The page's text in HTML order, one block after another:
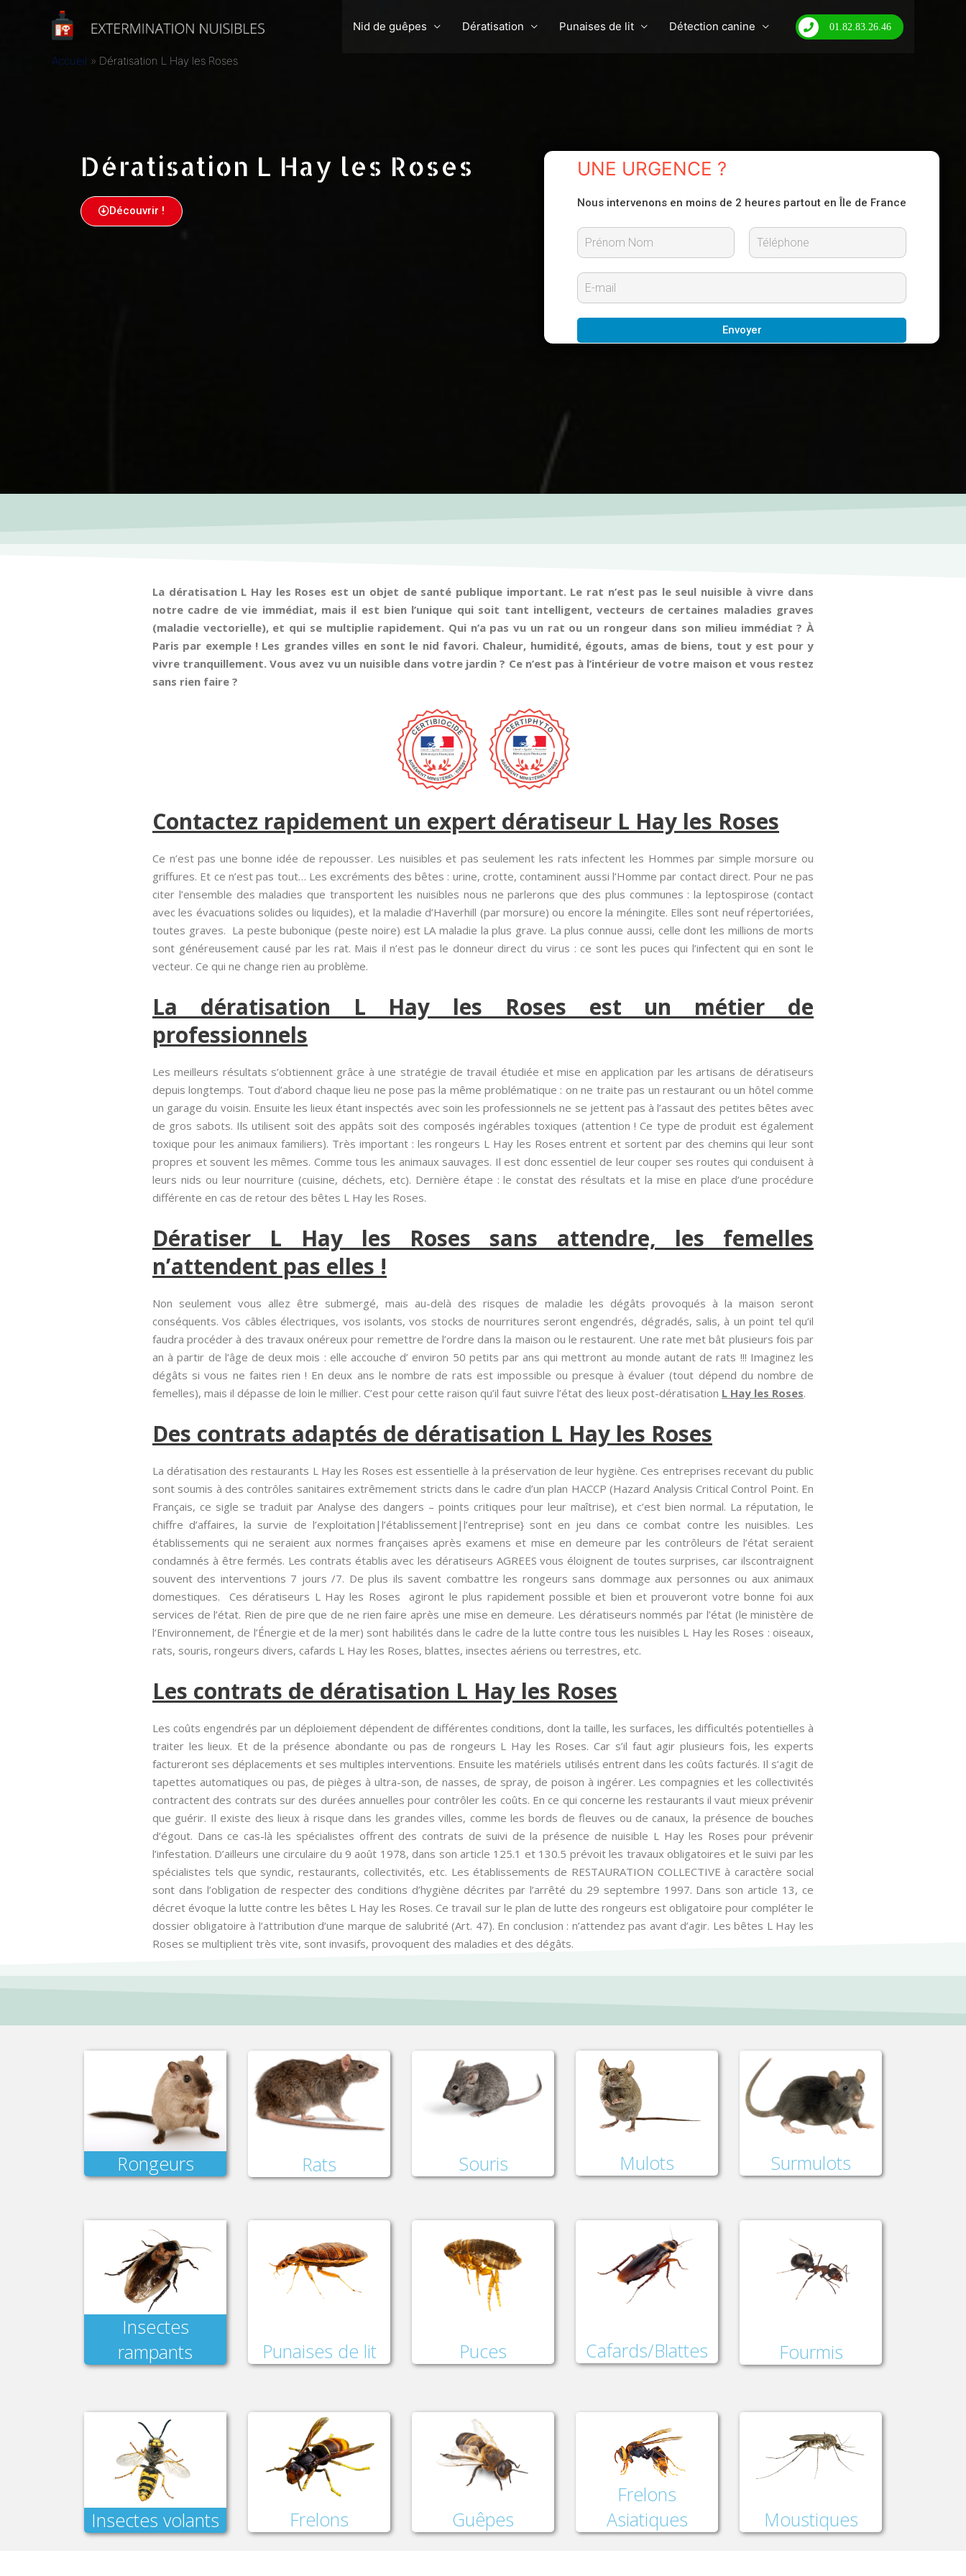
Nid de guêpes Dératisation Punaises de lit Détection canine 01.82.83.26.46
Accueil Dératisation L Hay les Roses
Dératisation L Hay les Roses
Découvrir !
UNE URGENCE ?
Nous intervenons en moins de 2 heures partout en Île de France
r
n
m
o
E
m
a
Envoyer
La dératisation L Hay les Roses est un objet de santé publique important. Le rat n’est pas le seul nuisible à vivre dans
notre cadre de vie immédiat, mais il est bien l’unique qui soit tant intelligent, vecteurs de certaines maladies graves
(maladie vectorielle), et qui se multiplie rapidement. Qui n’a pas vu un rat ou un rongeur dans son milieu immédiat ? À
Paris par exemple ! Les grandes villes en sont le nid favori. Chaleur, humidité, égouts, amas de biens, tout y est pour y
vivre tranquillement. Vous avez vu un nuisible dans votre jardin ? Ce n’est pas à l’intérieur de votre maison et vous restez
sans rien faire ?
Contactez rapidement un expert dératiseur L Hay les Roses
Ce n’est pas une bonne idée de repousser. Les nuisibles et pas seulement les rats infectent les Hommes par simple morsure ou
griffures. Et ce n’est pas tout… Les excréments des bêtes : urine, crotte, contaminent aussi l’Homme par contact direct. Pour ne pas
citer l’ensemble des maladies que transportent les nuisibles nous ne parlerons que des plus communes : la leptospirose (contact
avec les évacuations solides ou liquides), et la maladie d’Haverhill (par morsure) ou encore la méningite. Elles sont neuf répertoriées,
toutes graves. La peste bubonique (peste noire) est LA maladie la plus grave. La plus connue aussi, celle dont les millions de morts
sont généreusement causé par les rat. Mais il n’est pas le donneur direct du virus : ce sont les puces qui l’infectent qui en sont le
vecteur. Ce qui ne change rien au problème.
La dératisation L Hay les Roses est un métier de
professionnels
Les meilleurs résultats s’obtiennent grâce à une stratégie de travail étudiée et mise en application par les artisans de dératiseurs
depuis longtemps. Tout d’abord chaque lieu ne pose pas la même problématique : on ne traite pas un restaurant ou un hôtel comme
un garage du voisin. Ensuite les lieux étant inspectés avec soin les professionnels ne se jettent pas à l’assaut des petites bêtes avec
de gros sabots. Ils utilisent soit des appâts soit des composés ingérables toxiques (attention ! Ce type de produit est également
toxique pour les animaux familiers). Très important : les rongeurs L Hay les Roses entrent et sortent par des chemins qui leur sont
propres et souvent les mêmes. Comme tous les animaux sauvages. Il est donc essentiel de leur couper ses routes qui conduisent à
leurs nids ou leur nourriture (cuisine, déchets, etc). Dernière étape : le constat des résultats et la mise en place d’une procédure
différente en cas de retour des bêtes L Hay les Roses.
Dératiser L Hay les Roses sans attendre, les femelles
n’attendent pas elles !
Non seulement vous allez être submergé, mais au-delà des risques de maladie les dégâts provoqués à la maison seront
conséquents. Vos câbles électriques, vos isolants, vos stocks de nourritures seront engendrés, dégradés, salis, à un point tel qu’il
faudra procéder à des travaux onéreux pour remettre de l’ordre dans la maison ou le restaurent. Une rate met bât plusieurs fois par
an à partir de l’âge de deux mois : elle accouche d’ environ 50 petits par ans qui mettront au monde autant de rats !!! Imaginez les
dégâts si vous ne faites rien ! En deux ans le nombre de rats est impossible ou presque à évaluer (tout dépend du nombre de
femelles), mais il dépasse de loin le millier. C’est pour cette raison qu’il faut suivre l’état des lieux post-dératisation L Hay les Roses.
Des contrats adaptés de dératisation L Hay les Roses
La dératisation des restaurants L Hay les Roses est essentielle à la préservation de leur hygiène. Ces entreprises recevant du public
sont soumis à des contrôles sanitaires extrêmement stricts dans le cadre d’un plan HACCP (Hazard Analysis Critical Control Point. En
Français, ce sigle se traduit par Analyse des dangers – points critiques pour leur maîtrise), et c’est bien normal. La réputation, le
chiffre d’affaires, la survie de l’exploitation|l’établissement|l’entreprise} sont en jeu dans ce combat contre les nuisibles. Les
établissements qui ne seraient aux normes françaises après examens et mise en demeure par les contrôleurs de l’état seraient
condamnés à être fermés. Les contrats établis avec les dératiseurs AGREES vous éloignent de toutes surprises, car ilscontraignent
souvent des interventions 7 jours /7. De plus ils savent combattre les rongeurs sans dommage aux personnes ou aux animaux
domestiques. Ces dératiseurs L Hay les Roses agiront le plus rapidement possible et bien et prouveront votre bonne foi aux
services de l’état. Rien de pire que de ne rien faire après une mise en demeure. Les dératiseurs nommés par l’état (le ministère de
l’Environnement, de l’Énergie et de la mer) sont habilités dans le cadre de la lutte contre tous les nuisibles L Hay les Roses : oiseaux,
rats, souris, rongeurs divers, cafards L Hay les Roses, blattes, insectes aériens ou terrestres, etc.
Les contrats de dératisation L Hay les Roses
Les coûts engendrés par un déploiement dépendent de différentes conditions, dont la taille, les surfaces, les difficultés potentielles à
traiter les lieux. Et de la présence abondante ou pas de rongeurs L Hay les Roses. Car s’il faut agir plusieurs fois, les experts
factureront ses déplacements et ses multiples interventions. Ensuite les matériels utilisés entrent dans les coûts facturés. Il s’agit de
tapettes automatiques ou pas, de pièges à ultra-son, de nasses, de spray, de poison à ingérer. Les compagnies et les collectivités
contractent des contrats sur des durées annuelles pour contrôler les coûts. En ce qui concerne les restaurants il vaut mieux prévenir
que guérir. Il existe des lieux à risque dans les grandes villes, comme les bords de fleuves ou de canaux, la présence de bouches
d’égout. Dans ce cas-là les spécialistes offrent des contrats de suivi de la présence de nuisible L Hay les Roses pour prévenir
l’infestation. D’ailleurs une circulaire du 9 août 1978, dans son article 125.1 et 130.5 prévoit les travaux obligatoires et le suivi par les
spécialistes tels que syndic, restaurants, collectivités, etc. Les établissements de RESTAURATION COLLECTIVE à caractère social
sont dans l’obligation de respecter des conditions d’hygiène décrites par l’arrêté du 29 septembre 1997. Dans son article 13, ce
décret évoque la lutte contre les bêtes L Hay les Roses. Ce travail sur le plan de lutte des rongeurs est obligatoire pour compléter le
dossier obligatoire à l’attribution d’une marque de salubrité (Art. 47). En conclusion : n’attendez pas avant d’agir. Les bêtes L Hay les
Roses se multiplient très vite, sont invasifs, provoquent des maladies et des dégâts.
Rongeurs Rats Souris Mulots Surmulots
Insectes
rampants
Punaises de lit Puces Cafards/Blattes Fourmis
Insectes volants Frelons Guêpes
Frelons
Asiatiques
Moustiques